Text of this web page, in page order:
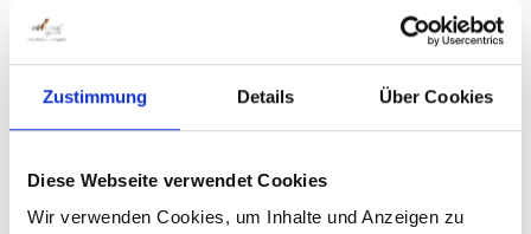
Zustimmung Details Über Cookies
Diese Webseite verwendet Cookies
Wir verwenden Cookies, um Inhalte und Anzeigen zu
Drahtkorb - 18 l